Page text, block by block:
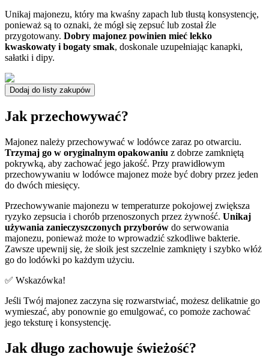
Unikaj majonezu, który ma kwaśny zapach lub tłustą konsystencję,
ponieważ są to oznaki, że mógł się zepsuć lub został źle
przygotowany. Dobry majonez powinien mieć lekko
kwaskowaty i bogaty smak, doskonale uzupełniając kanapki,
sałatki i dipy.
Dodaj do listy zakupów
Jak przechowywać?
Majonez należy przechowywać w lodówce zaraz po otwarciu.
Trzymaj go w oryginalnym opakowaniu z dobrze zamkniętą
pokrywką, aby zachować jego jakość. Przy prawidłowym
przechowywaniu w lodówce majonez może być dobry przez jeden
do dwóch miesięcy.
Przechowywanie majonezu w temperaturze pokojowej zwiększa
ryzyko zepsucia i chorób przenoszonych przez żywność. Unikaj
używania zanieczyszczonych przyborów do serwowania
majonezu, ponieważ może to wprowadzić szkodliwe bakterie.
Zawsze upewnij się, że słoik jest szczelnie zamknięty i szybko włóż
go do lodówki po każdym użyciu.
✅ Wskazówka!
Jeśli Twój majonez zaczyna się rozwarstwiać, możesz delikatnie go
wymieszać, aby ponownie go emulgować, co pomoże zachować
jego teksturę i konsystencję.
Jak długo zachowuje świeżość?